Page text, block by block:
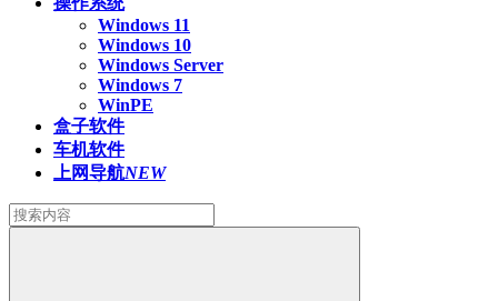
Windows 11
Windows 10
Windows Server
Windows 7
WinPE
盒子软件
车机软件
上网导航NEW